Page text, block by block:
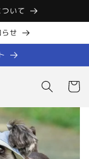
いて
せ
ー